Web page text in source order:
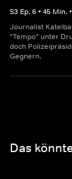
S3 Ep.6 • 45 Min. •
Journalist
"Tempo" unter
doch
Gegnern.
Das